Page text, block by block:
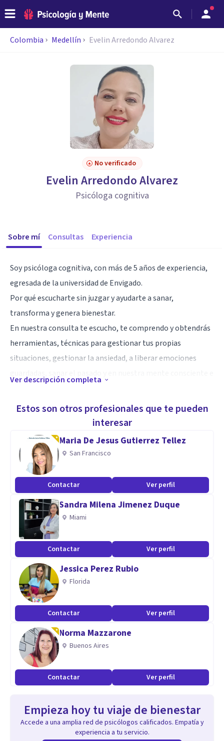
Colombia Medellín Evelin Arredondo Alvarez
No verificado
Evelin Arredondo Alvarez
Psicóloga cognitiva
Sobre mí Consultas Experiencia
Soy psicóloga cognitiva, con más de 5 años de experiencia,
egresada de la universidad de Envigado.
Por qué escucharte sin juzgar y ayudarte a sanar,
transforma y genera bienestar.
En nuestra consulta te escucho, te comprendo y obtendrás
herramientas, técnicas para gestionar tus propias
situaciones, gestionar la ansiedad, a liberar emociones
Especialidad
autoestima, pensamientos negativos, manejo y control de
las emociones, duelos entre otros.
Aptitudes
Posee empatía, don de servicio, disposición y amabilidad.
Ver descripción completa
Estos son otros profesionales que te pueden
interesar
Maria De Jesus Gutierrez Tellez
San Francisco
Contactar Ver perfil
Sandra Milena Jimenez Duque
Miami
Contactar Ver perfil
Jessica Perez Rubio
Florida
Contactar Ver perfil
Norma Mazzarone
Buenos Aires
Contactar Ver perfil
Empieza hoy tu viaje de bienestar
Accede a una amplia red de psicólogos calificados. Empatía y
experiencia a tu servicio.